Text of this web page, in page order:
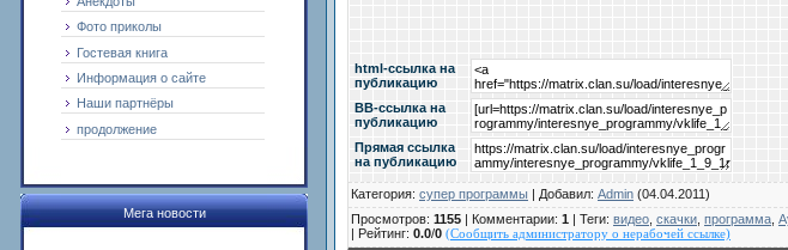
Фото приколы
Гостевая книга
Информация о сайте
Наши партнёры
продолжение
Мега новости
html-cсылка на
публикацию
BB-cсылка на
публикацию
Прямая ссылка
на публикацию
Категория: супер программы | Добавил: Admin (04.04.2011)
Просмотров: 1155 | Комментарии: 1 | Теги: видео скачки программа
| Рейтинг: 0.0/0 (Сообщить администратору о нерабочей ссылке)